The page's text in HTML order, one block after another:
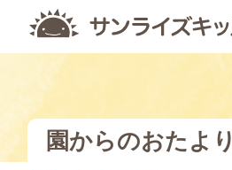
園からのおたより